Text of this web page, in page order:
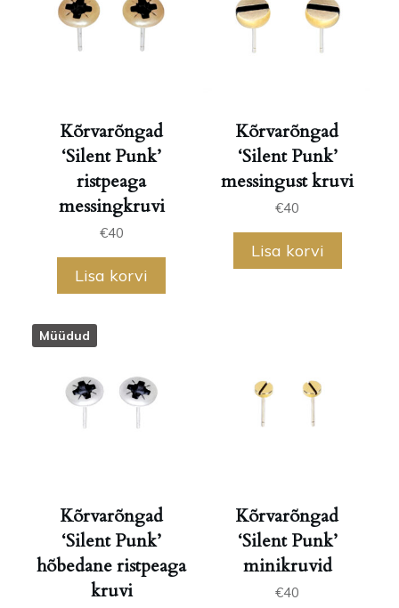
Kõrvarõngad
‘Silent Punk’
ristpeaga
messingkruvi
€40
Lisa korvi
Kõrvarõngad
‘Silent Punk’
messingust kruvi
€40
Lisa korvi
Müüdud
Kõrvarõngad
‘Silent Punk’
hõbedane ristpeaga
kruvi
Kõrvarõngad
‘Silent Punk’
minikruvid
€40